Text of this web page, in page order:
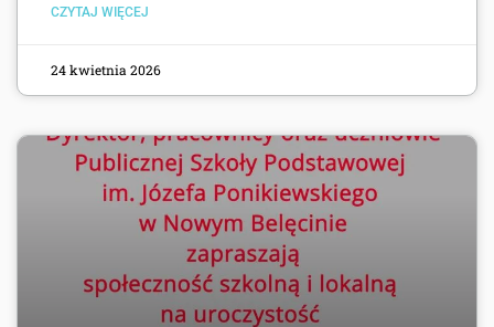
CZYTAJ WIĘCEJ
24 kwietnia 2026